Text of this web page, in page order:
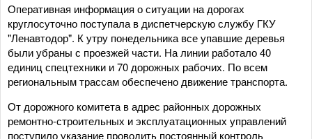
Оперативная информация о ситуации на дорогах
круглосуточно поступала в диспетчерскую службу ГКУ
"Ленавтодор". К утру понедельника все упавшие деревья
были убраны с проезжей части. На линии работало 40
единиц спецтехники и 70 дорожных рабочих. По всем
региональным трассам обеспечено движение транспорта.
От дорожного комитета в адрес районных дорожных
ремонтно-строительных и эксплуатационных управлений
поступило указание проводить постоянный контроль